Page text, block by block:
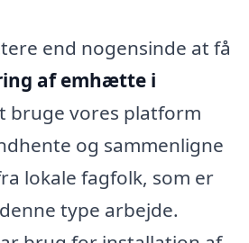
end nogensinde at få
af emhætte i
bruge vores platform
og sammenligne
lokale fagfolk, som er
type arbejde.